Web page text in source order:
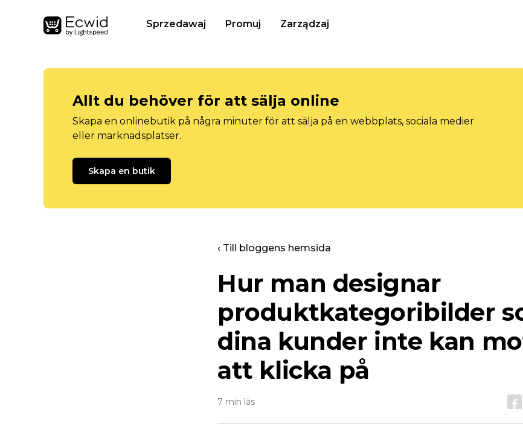
Sprzedawaj Promuj Zarządzaj
Allt du behöver för att sälja online
Skapa en onlinebutik på några minuter för att sälja på en webbplats, sociala medier
eller marknadsplatser.
Skapa en butik
‹ Till bloggens hemsida
Hur man designar
produktkategoribilder
dina kunder inte kan
att klicka på
7 min läs